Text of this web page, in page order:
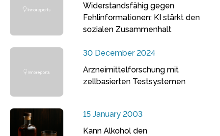
Widerstandsfähig gegen
Fehlinformationen: KI stärkt den
sozialen Zusammenhalt
30 December 2024
Arzneimittelforschung mit
zellbasierten Testsystemen
15 January 2003
Kann Alkohol den